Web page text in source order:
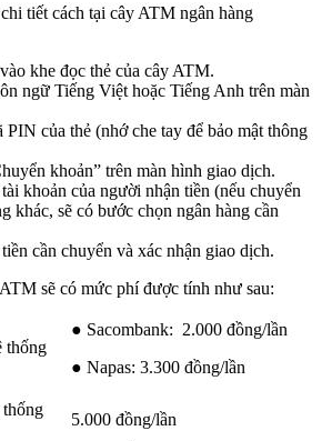
tiết cách tại cây ATM ngân hàng
khe đọc thẻ của cây ATM.
ngữ Tiếng Việt hoặc Tiếng Anh trên màn
của thẻ (nhớ che tay để bảo mật thông
khoản” trên màn hình giao dịch.
khoản của người nhận tiền (nếu chuyển
khác, sẽ có bước chọn ngân hàng cần
cần chuyển và xác nhận giao dịch.
sẽ có mức phí được tính như sau:
thống
● Sacombank: 2.000 đồng/lần
● Napas: 3.300 đồng/lần
5.000 đồng/lần